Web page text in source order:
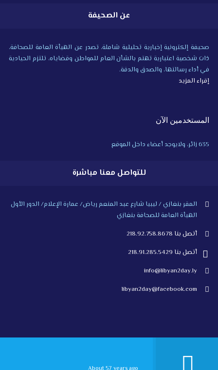
عن الصحيفة
صحيفة إلكترونية إخبارية تحليلية شاملة، تصدر عن الهيأة العامة للصحافة،
ذات شخصية اعتبارية تهتم بالشأن العام للمواطن وقضاياه، تلتزم الحيادية
في أداء رسالتها، والصدق والدقة.
إقراء المزيد
المستخدمين الآن
635 زائر، ولايوجد أعضاء داخل الموقع
للتواصل معنا مباشرة
المقر بنغازي / ليبيا شارع عبد المنعم رياض/ عمارة الإعلام/ الدور الأول
الهيأة العامة للصحافة بنغازي
أتصل بنا 218.92.758.8678
أتصل بنا 218.91.285.5429
info@libyan2day.ly
libyan2day@facebook.com